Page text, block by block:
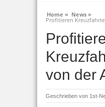
Home » News »
Profitieren
von der
Geschrieben von 1st-